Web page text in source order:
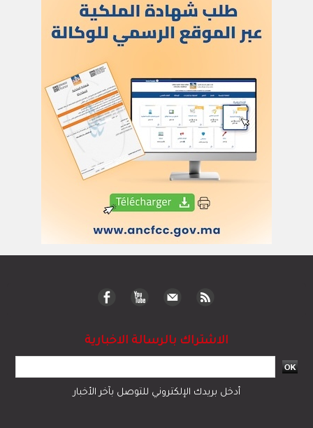
الاشتراك بالرسالة الاخبارية
أدخل بريدك الإلكتروني للتوصل بآخر الأخبار